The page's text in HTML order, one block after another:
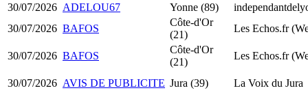
30/07/2026 ADELOU67 Yonne (89)
30/07/2026 BAFOS
Côte-d'Or
(21)
Les Echos.fr
30/07/2026 BAFOS
Côte-d'Or
(21)
Les Echos.fr
30/07/2026 AVIS DE PUBLICITE Jura (39) La Voix du Jura